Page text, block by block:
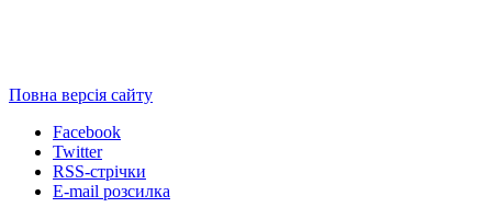
Повна версія сайту
Facebook
Twitter
RSS-стрічки
E-mail розсилка